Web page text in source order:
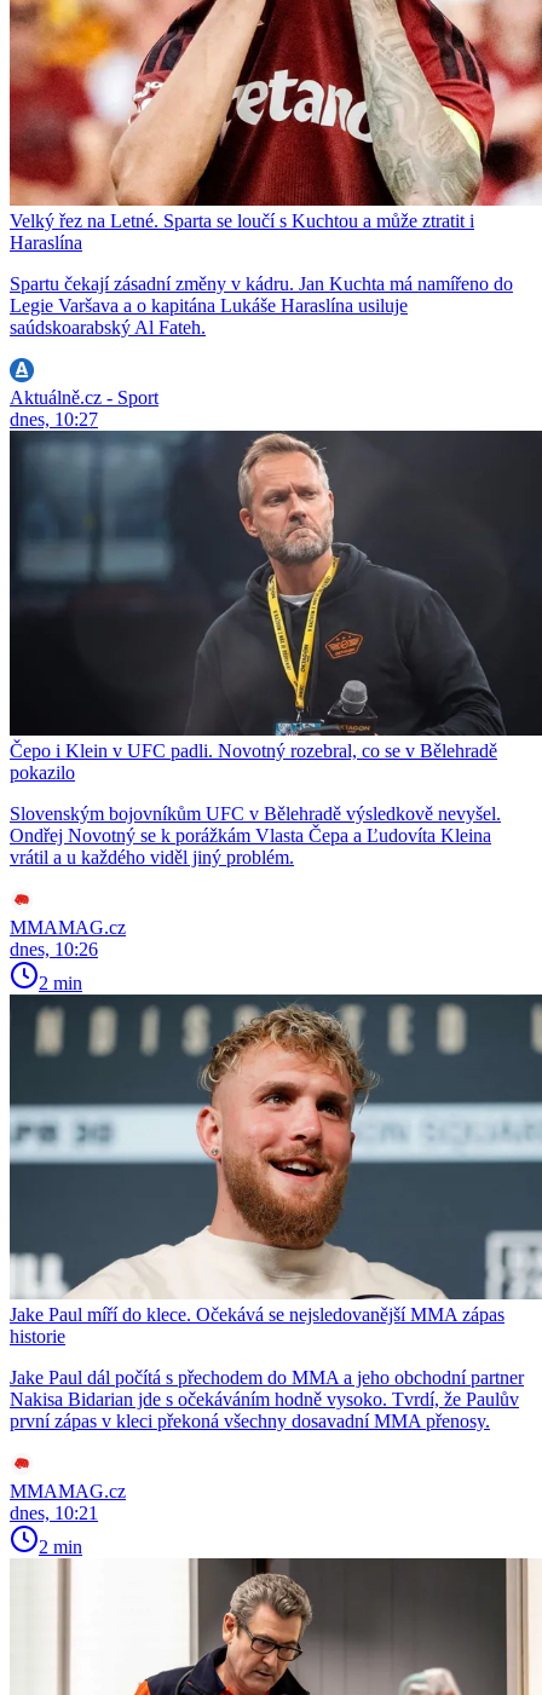
Velký řez na Letné. Sparta se loučí s Kuchtou a může ztratit i
Haraslína
Spartu čekají zásadní změny v kádru. Jan Kuchta má namířeno do
Legie Varšava a o kapitána Lukáše Haraslína usiluje
saúdskoarabský Al Fateh.
Aktuálně.cz - Sport
dnes, 10:27
Čepo i Klein v UFC padli. Novotný rozebral, co se v Bělehradě
pokazilo
Slovenským bojovníkům UFC v Bělehradě výsledkově nevyšel.
Ondřej Novotný se k porážkám Vlasta Čepa a Ľudovíta Kleina
vrátil a u každého viděl jiný problém.
MMAMAG.cz
dnes, 10:26
2 min
Jake Paul míří do klece. Očekává se nejsledovanější MMA zápas
historie
Jake Paul dál počítá s přechodem do MMA a jeho obchodní partner
Nakisa Bidarian jde s očekáváním hodně vysoko. Tvrdí, že Paulův
první zápas v kleci překoná všechny dosavadní MMA přenosy.
MMAMAG.cz
dnes, 10:21
2 min